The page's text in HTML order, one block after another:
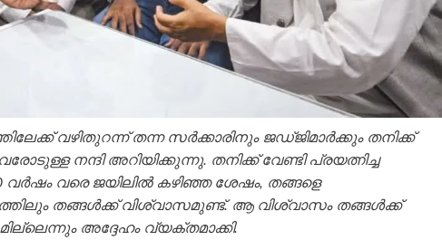
വഴിതുറന്ന് തന്ന സര്‍ക്കാരിനും ജഡ്‌ജിമാർക്കും തനിക്ക്
നന്ദി അറിയിക്കുന്നു. തനിക്ക് വേണ്ടി പ്രയത്നിച്ച
വരെ ജയിലിൽ കഴിഞ്ഞ ശേഷം, തങ്ങളെ
തങ്ങള്‍ക്ക് വിശ്വാസമുണ്ട്. ആ വിശ്വാസം തങ്ങൾക്ക്
അദ്ദേഹം വ്യക്തമാക്കി.